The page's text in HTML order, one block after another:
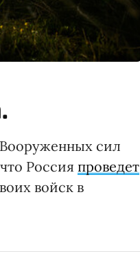
сил
Россия проведет
войск в